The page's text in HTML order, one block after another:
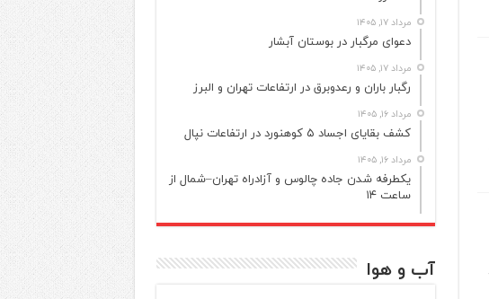
مرداد ۱۷, ۱۴۰۵
دعوای مرگبار در بوستان آبشار
مرداد ۱۷, ۱۴۰۵
رگبار باران و رعدوبرق در ارتفاعات تهران و البرز
مرداد ۱۶, ۱۴۰۵
کشف بقایای اجساد ۵ کوهنورد در ارتفاعات نپال
مرداد ۱۶, ۱۴۰۵
یکطرفه شدن جاده چالوس و آزادراه تهران–شمال از
ساعت ۱۴
آب و هوا